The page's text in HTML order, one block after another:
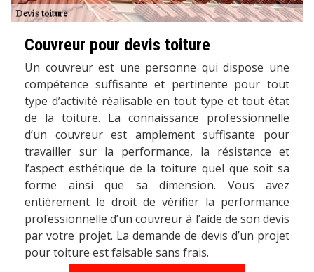
Couvreur pour devis toiture
Un couvreur est une personne qui dispose une
compétence suffisante et pertinente pour tout
type d’activité réalisable en tout type et tout état
de la toiture. La connaissance professionnelle
d’un couvreur est amplement suffisante pour
travailler sur la performance, la résistance et
l’aspect esthétique de la toiture quel que soit sa
forme ainsi que sa dimension. Vous avez
entièrement le droit de vérifier la performance
professionnelle d’un couvreur à l’aide de son devis
par votre projet. La demande de devis d’un projet
pour toiture est faisable sans frais.